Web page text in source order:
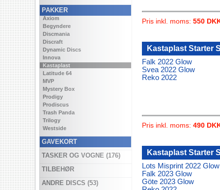
PAKKER
Axiom
Begyndere
Discmania
Discraft
Dynamic Discs
Innova
Kastaplast
Latitude 64
MVP
Mystery Box
Prodigy
Prodiscus
Trash Panda
Trilogy
Westside
GAVEKORT
TASKER OG VOGNE (176)
TILBEHØR
ANDRE DISCS (53)
Pris inkl. moms: 550
Kastaplast Starter
Falk 2022 Glow
Svea 2022 Glow
Reko 2022
Pris inkl. moms: 490
Kastaplast Starter
Lots Misprint 2022 Glow
Falk 2023 Glow
Göte 2023 Glow